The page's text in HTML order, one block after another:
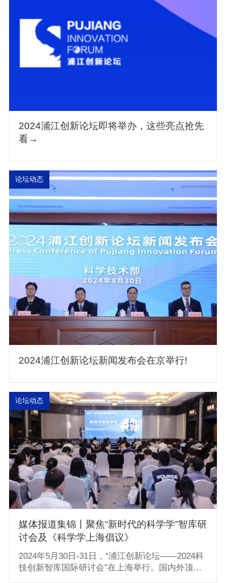
2024浦江创新论坛即将举办，这些亮点抢先
看→
论坛动态
2024浦江创新论坛新闻发布会在京举行!
论坛动态
媒体报道集锦丨聚焦“新时代的科学学”智库研
讨会及《科学学上海倡议》
2024年5月30日-31日，“浦江创新论坛——2024科
技创新智库国际研讨会”在上海举行。国内外顶尖